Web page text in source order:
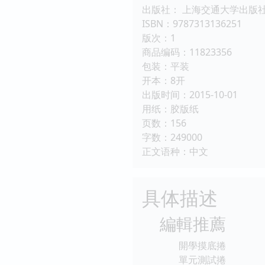
出版社： 上海交通大学出版
ISBN：9787313136251
版次：1
商品编码：11823356
包装：平装
开本：8开
出版时间：2015-10-01
用纸：胶版纸
页数：156
字数：249000
正文语种：中文
具体描述
編輯推薦
開學摸底捲
單元測試捲